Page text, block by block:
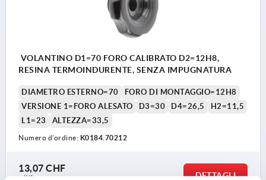
VOLANTINO D1=70 FORO CALIBRATO D2=12H8,
RESINA TERMOINDURENTE, SENZA IMPUGNATURA
DIAMETRO ESTERNO=70
FORO DI MONTAGGIO=12H8
VERSIONE 1=FORO ALESATO
D3=30 D4=26,5
H2=11,5
L1=23
ALTEZZA=33,5
Numero d’ordine: K0184.70212
13,07 CHF
+ IVA DETTAGLI